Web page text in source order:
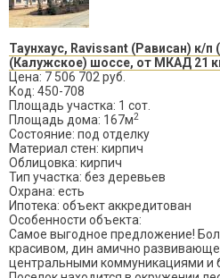
Таунхаус, Ravissant (Рависан) к/
(Калужское) шоссе, от МКАД 21
Цена: 7 506 702 руб.
Код: 450-708
Площадь участка: 1 сот.
Площадь дома: 167м2
Состояние: под отделку
Материал стен: кирпич
Облицовка: кирпич
Тип участка: без деревьев
Охрана: есть
Ипотека: объект аккредитован
Особенности объекта:
Самое выгодное предложение!
красивом, дин амично
центральными коммуникациями и